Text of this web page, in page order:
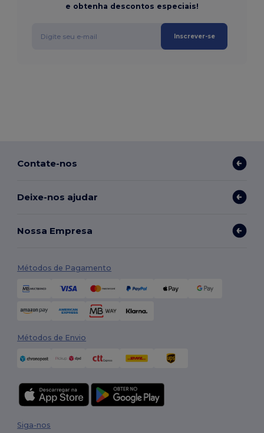
e obtenha descontos especiais!
Inscrever-se
Contate-nos
Deixe-nos ajudar
Nossa Empresa
Métodos de Pagamento
Métodos de Envio
Siga-nos